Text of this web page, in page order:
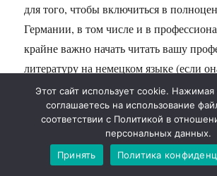
для того, чтобы включиться в
Германии, в том числе и в
крайне важно начать читать вашу
литературу на немецком языке (если
же по вашей профессиональной теме
нет или вам читать ее неинтересно, то
художественную литературу.
брать современную литературу (лучше
XX века! Только если ОООЧЕНЬ
Этот сайт использует cookie. Нажимая
соглашаетесь на использование
соответствии с Политикой в
персональных данных.
Принять
Политика